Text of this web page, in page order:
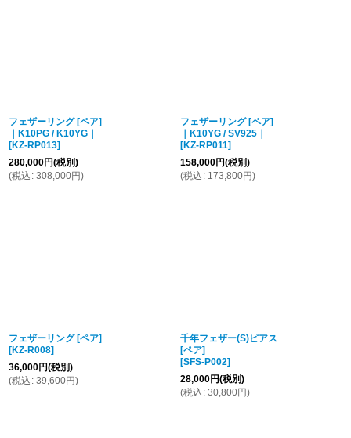
フェザーリング [ペア]
｜K10PG / K10YG｜
[KZ-RP013]
280,000円(税別)
(税込 : 308,000円)
フェザーリング [ペア]
｜K10YG / SV925｜
[KZ-RP011]
158,000円(税別)
(税込 : 173,800円)
フェザーリング [ペア]
[KZ-R008]
36,000円(税別)
(税込 : 39,600円)
千年フェザー(S)ピアス
[ペア]
[SFS-P002]
28,000円(税別)
(税込 : 30,800円)